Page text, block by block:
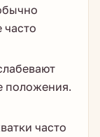
положения.
часто